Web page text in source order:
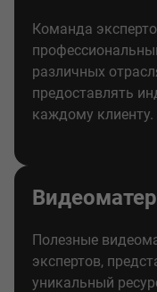
Команда
различных
предоставлять
каждому клиенту.
Полезные
экспертов,
уникальный